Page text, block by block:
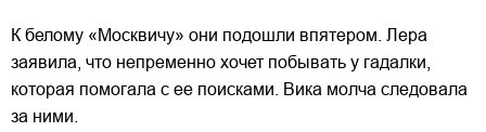
К белому «Москвичу» они подошли впятером. Лера
заявила, что непременно хочет побывать у гадалки,
которая помогала с ее поисками. Вика молча следовала
за ними.